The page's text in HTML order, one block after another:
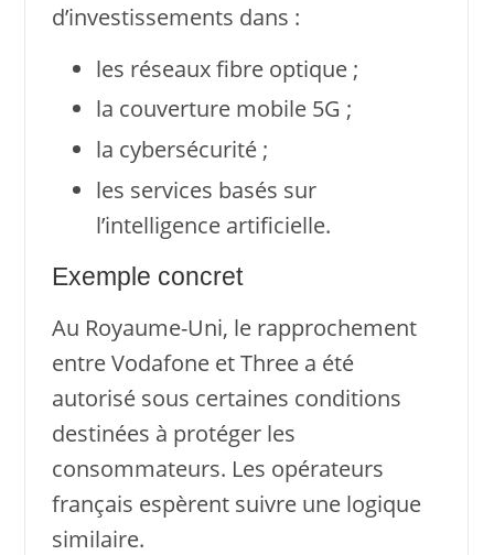
d’investissements dans :
les réseaux fibre optique ;
la couverture mobile 5G ;
la cybersécurité ;
les services basés sur
l’intelligence artificielle.
Exemple concret
Au Royaume-Uni, le rapprochement
entre Vodafone et Three a été
autorisé sous certaines conditions
destinées à protéger les
consommateurs. Les opérateurs
français espèrent suivre une logique
similaire.